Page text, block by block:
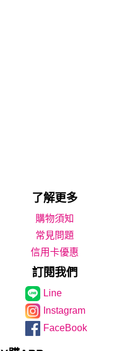
了解更多
購物須知
常見問題
信用卡優惠
訂閱我們
Line
Instagram
FaceBook